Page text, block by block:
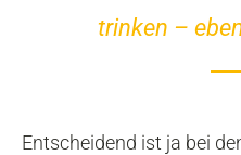
trinken –
Entscheidend ist ja bei